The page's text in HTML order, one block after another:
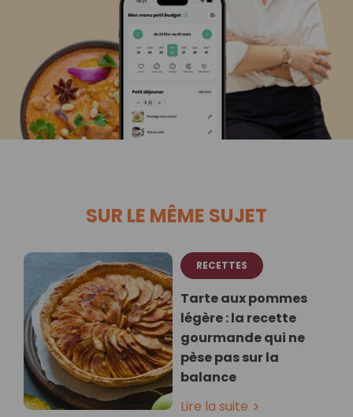
SUR LE MÊME SUJET
RECETTES
Tarte aux pommes
légère : la recette
gourmande qui ne
pèse pas sur la
balance
Lire la suite